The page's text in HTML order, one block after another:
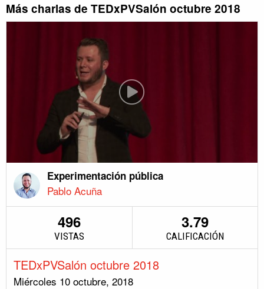
Más charlas de TEDxPVSalón octubre 2018
Experimentación pública
Pablo Acuña
496
VISTAS
3.79
CALIFICACIÓN
TEDxPVSalón octubre 2018
Miércoles 10 octubre, 2018